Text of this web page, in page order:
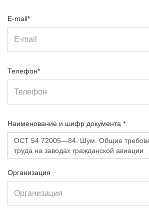
E-mail*
Телефон*
Наименование и шифр документа *
Организация